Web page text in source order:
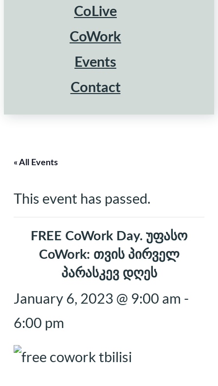
CoLive
CoWork
Events
Contact
« All Events
This event has passed.
FREE CoWork Day. უფასო
CoWork: თვის პირველ
პარასკევ დღეს
January 6, 2023 @ 9:00 am -
6:00 pm